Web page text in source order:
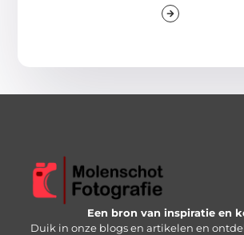
Een bron van inspiratie en
Duik in onze blogs en artikelen en